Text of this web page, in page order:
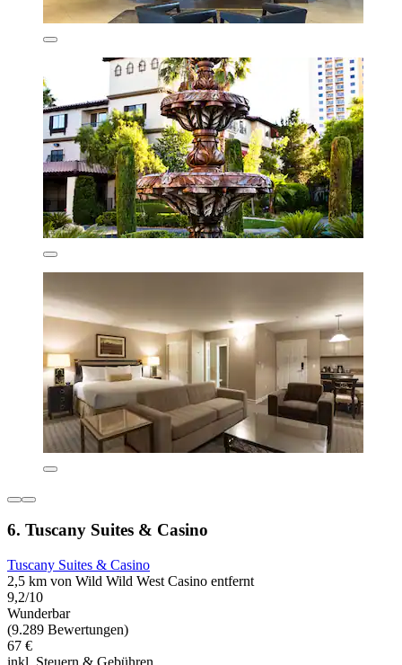
6. Tuscany Suites & Casino
Tuscany Suites & Casino
2,5 km von Wild Wild West Casino entfernt
9,2/10
Wunderbar
(9.289 Bewertungen)
67 €
inkl. Steuern & Gebühren